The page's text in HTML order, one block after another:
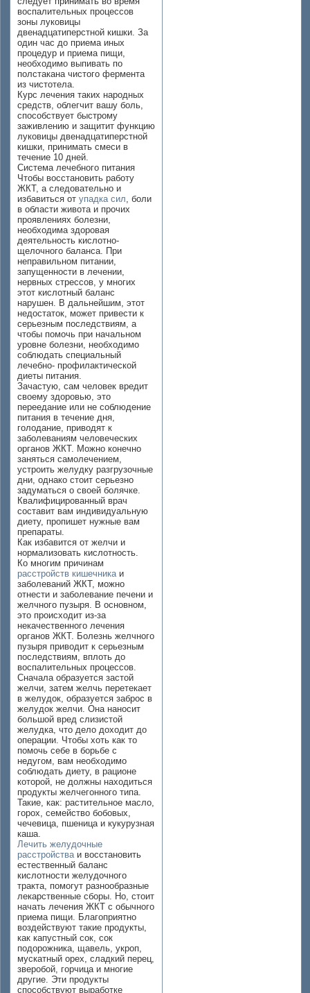
воспалительных процессов
зоны луковицы
двенадцатиперстной кишки. За
один час до приема иных
процедур и приема пищи,
необходимо выпивать по
полстакана чистого фермента
из чистотела.
Курс лечения таких народных
средств, облегчит вашу боль,
способствует быстрому
заживлению и защитит функцию
луковицы двенадцатиперстной
кишки, принимать смеси в
течение 10 дней.
Система лечебного питания
Чтобы восстановить работу
ЖКТ, а следовательно и
избавиться от упадка сил, боли
в области живота и прочих
проявлениях болезни,
необходима здоровая
деятельность кислотно-
щелочного баланса. При
неправильном питании,
запущенности в лечении,
нервных стрессов, у многих
этот кислотный баланс
нарушен. В дальнейшим, этот
недостаток, может привести к
серьезным последствиям, а
чтобы помочь при начальном
уровне болезни, необходимо
соблюдать специальный
лечебно- профилактической
диеты питания.
Зачастую, сам человек вредит
своему здоровью, это
переедание или не соблюдение
питания в течение дня,
голодание, приводят к
заболеваниям человеческих
органов ЖКТ. Можно конечно
заняться самолечением,
устроить желудку разгрузочные
дни, однако стоит серьезно
задуматься о своей болячке.
Квалифицированный врач
составит вам индивидуальную
диету, пропишет нужные вам
препараты.
Как избавится от желчи и
нормализовать кислотность.
Ко многим причинам
расстройств кишечникаи
заболеваний ЖКТ, можно
отнести и заболевание печени и
желчного пузыря. В основном,
это происходит из-за
некачественного лечения
органов ЖКТ. Болезнь желчного
пузыря приводит к серьезным
последствиям, вплоть до
воспалительных процессов.
Сначала образуется застой
желчи, затем желчь перетекает
в желудок, образуется заброс в
желудок желчи. Она наносит
большой вред слизистой
желудка, что дело доходит до
операции. Чтобы хоть как то
помочь себе в борьбе с
недугом, вам необходимо
соблюдать диету, в рационе
которой, не должны находиться
продукты желчегонного типа.
Такие, как: растительное масло,
горох, семейство бобовых,
чечевица, пшеница и кукурузная
каша.
Лечить желудочные
расстройстваи восстановить
естественный баланс
кислотности желудочного
тракта, помогут разнообразные
лекарственные сборы. Но, стоит
начать лечения ЖКТ с обычного
приема пищи. Благоприятно
воздействуют такие продукты,
как капустный сок, сок
подорожника, щавель, укроп,
мускатный орех, сладкий перец,
зверобой, горчица и многие
другие. Эти продукты
способствуют выработке